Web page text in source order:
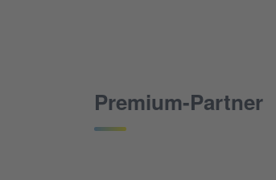
Premium-Partner